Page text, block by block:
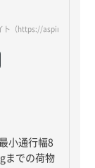
ト （https://aspina-
小通行幅8
までの荷物